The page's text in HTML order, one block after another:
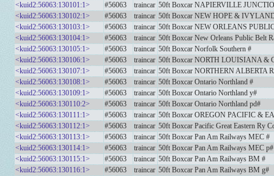
<kuid2:56063:130101:1>
#56063 traincar 50ft Boxcar NAPIERVILLE
<kuid2:56063:130102:1>
#56063 traincar 50ft Boxcar NEW HOPE &
<kuid2:56063:130103:1>
#56063 traincar 50ft Boxcar NEW ORLEANS
<kuid2:56063:130104:1>
#56063 traincar 50ft Boxcar New Orleans Public Belt
<kuid2:56063:130105:1>
#56063 traincar 50ft Boxcar Norfolk Southern #
<kuid2:56063:130106:1>
#56063 traincar 50ft Boxcar NORTH LOUISIANA &
<kuid2:56063:130107:1>
#56063 traincar 50ft Boxcar NORTHERN ALBERTA
<kuid2:56063:130108:1>
#56063 traincar 50ft Boxcar Ontario Northland #
<kuid2:56063:130109:1>
#56063 traincar 50ft Boxcar Ontario Northland y#
<kuid2:56063:130110:2>
#56063 traincar 50ft Boxcar Ontario Northland pd#
<kuid2:56063:130111:1>
#56063 traincar 50ft Boxcar OREGON PACIFIC &
<kuid2:56063:130112:1>
#56063 traincar 50ft Boxcar Pacific Great Eastern Ry
<kuid2:56063:130113:1>
#56063 traincar 50ft Boxcar Pan Am Railways MEC #
<kuid2:56063:130114:1>
#56063 traincar 50ft Boxcar Pan Am Railways MEC p#
<kuid2:56063:130115:1>
#56063 traincar 50ft Boxcar Pan Am Railways BM #
<kuid2:56063:130116:1>
#56063 traincar 50ft Boxcar Pan Am Railways BM g#